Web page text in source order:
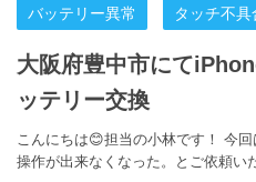
バッテリー異常 タッチ不具
大阪府豊中市にて
ッテリー交換
こんにちは😊担当の小林です！ 今
操作が出来なくなった。とご依頼い